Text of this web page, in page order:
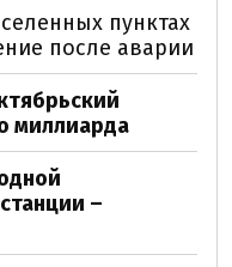
пунктах
после аварии
миллиарда
–